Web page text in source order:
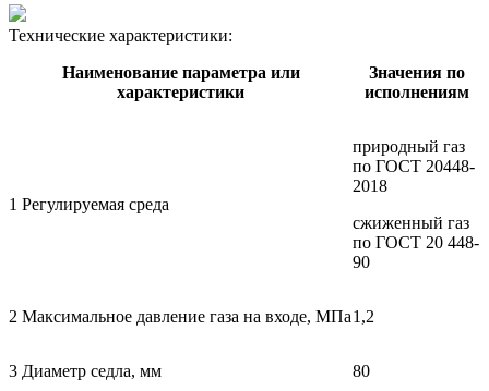
Технические характеристики:
Наименование параметра или
характеристики
Значения по
исполнениям
1 Регулируемая среда
природный газ
по ГОСТ 20448-
2018
сжиженный газ
по ГОСТ 20 448-
90
2 Максимальное давление газа на входе, МПа1,2
3 Диаметр седла, мм 80